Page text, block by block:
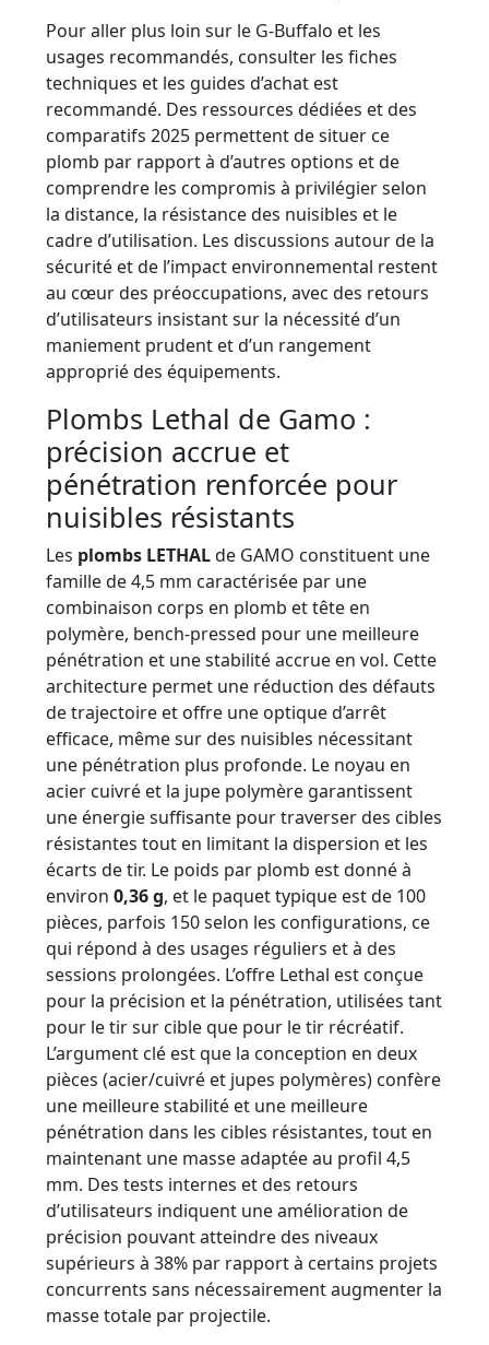
Pour aller plus loin sur le G-Buffalo et les
usages recommandés, consulter les fiches
techniques et les guides d’achat est
recommandé. Des ressources dédiées et des
comparatifs 2025 permettent de situer ce
plomb par rapport à d’autres options et de
comprendre les compromis à privilégier selon
la distance, la résistance des nuisibles et le
cadre d’utilisation. Les discussions autour de la
sécurité et de l’impact environnemental restent
au cœur des préoccupations, avec des retours
d’utilisateurs insistant sur la nécessité d’un
maniement prudent et d’un rangement
approprié des équipements.
Plombs Lethal de Gamo :
précision accrue et
pénétration renforcée pour
nuisibles résistants
Les plombs LETHALde GAMO constituent une
famille de 4,5 mm caractérisée par une
combinaison corps en plomb et tête en
polymère, bench-pressed pour une meilleure
pénétration et une stabilité accrue en vol. Cette
architecture permet une réduction des défauts
de trajectoire et offre une optique d’arrêt
efficace, même sur des nuisibles nécessitant
une pénétration plus profonde. Le noyau en
acier cuivré et la jupe polymère garantissent
une énergie suffisante pour traverser des cibles
résistantes tout en limitant la dispersion et les
écarts de tir. Le poids par plomb est donné à
environ 0,36 g, et le paquet typique est de 100
pièces, parfois 150 selon les configurations, ce
qui répond à des usages réguliers et à des
sessions prolongées. L’offre Lethal est conçue
pour la précision et la pénétration, utilisées tant
pour le tir sur cible que pour le tir récréatif.
L’argument clé est que la conception en deux
pièces (acier/cuivré et jupes polymères) confère
une meilleure stabilité et une meilleure
pénétration dans les cibles résistantes, tout en
maintenant une masse adaptée au profil 4,5
mm. Des tests internes et des retours
d’utilisateurs indiquent une amélioration de
précision pouvant atteindre des niveaux
supérieurs à 38% par rapport à certains projets
concurrents sans nécessairement augmenter la
masse totale par projectile.